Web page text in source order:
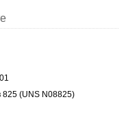
825 (UNS N08825)